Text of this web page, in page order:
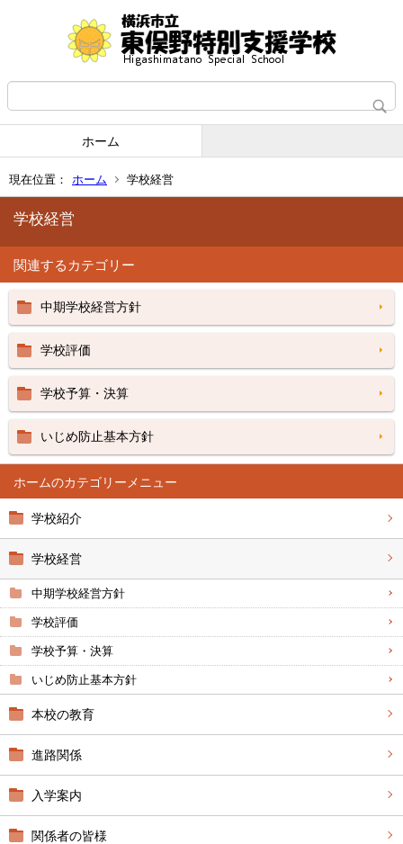
ホーム
現在位置： ホーム 学校経営
ホーム
学校紹介
学校経営
中期学校経営方針
学校評価
学校予算・決算
いじめ防止基本方針
本校の教育
進路関係
入学案内
関係者の皆様
学校経営
関連するカテゴリー
中期学校経営方針
学校評価
学校予算・決算
いじめ防止基本方針